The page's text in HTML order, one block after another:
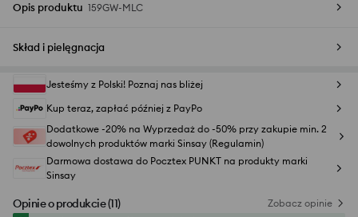
Opis produktu 159GW-MLC
Skład i pielęgnacja
Jesteśmy z Polski! Poznaj nas bliżej
Kup teraz, zapłać później z PayPo
Dodatkowe -20% na Wyprzedaż do -50% przy zakupie min. 2
dowolnych produktów marki Sinsay (Regulamin)
Darmowa dostawa do Pocztex PUNKT na produkty marki
Sinsay
Opinie o produkcie(11) Zobacz opinie